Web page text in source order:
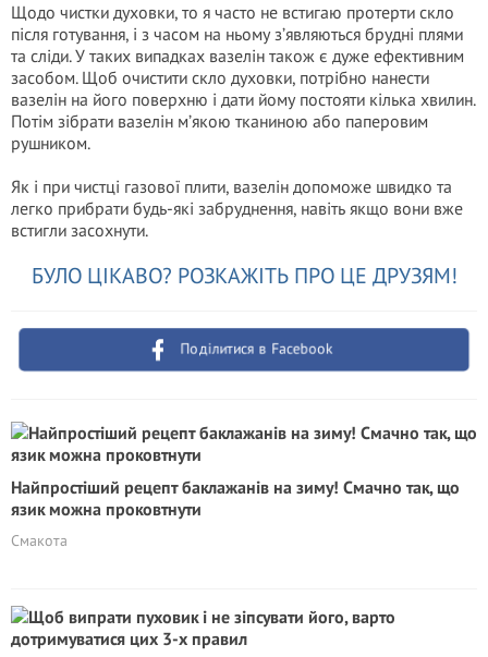
Щодо чистки духовки, то я часто не встигаю протерти скло
після готування, і з часом на ньому з’являються брудні плями
та сліди. У таких випадках вазелін також є дуже ефективним
засобом. Щоб очистити скло духовки, потрібно нанести
вазелін на його поверхню і дати йому постояти кілька хвилин.
Потім зібрати вазелін м’якою тканиною або паперовим
рушником.
Як і при чистці газової плити, вазелін допоможе швидко та
легко прибрати будь-які забруднення, навіть якщо вони вже
встигли засохнути.
БУЛО ЦІКАВО? РОЗКАЖІТЬ ПРО ЦЕ ДРУЗЯМ!
Поділитися в Facebook
Найпростіший рецепт баклажанів на зиму! Смачно так, що
язик можна проковтнути
Смакота